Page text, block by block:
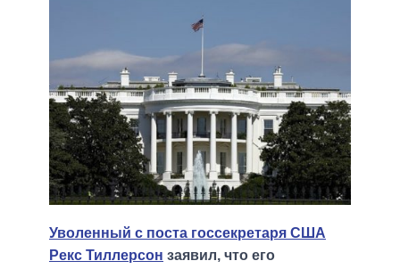
Уволенный с поста госсекретаря США
Рекс Тиллерсон заявил, что его